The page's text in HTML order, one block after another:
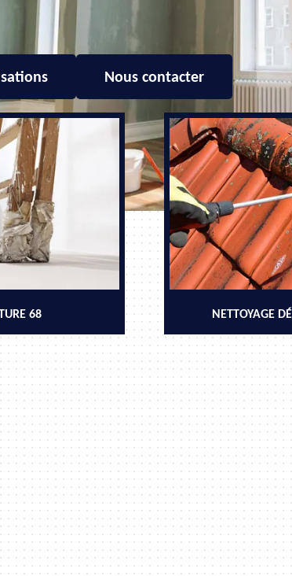
Nous contacter
68 NETTOYAGE